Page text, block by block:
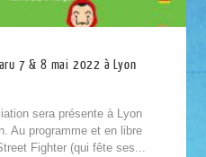
7 & 8 mai 2022 à Lyon
sera présente à Lyon
Au programme et en libre
Fighter (qui fête ses...